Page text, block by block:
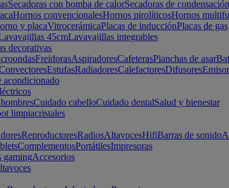
Secadoras con bomba de calorSecadoras de condensación
Hornos convencionalesHornos pirolíticosHornos
y placaVitrocerámicaPlacas de inducciónPlacas de gas
45cmLavavajillas integrables
decorativas
FreidorasAspiradoresCafeterasPlanchas de asar
EstufasRadiadoresCalefactoresDifusores
acondicionado
Cuidado cabelloCuidado dentalSalud y bienestar
limpiacristales
ReproductoresRadiosAltavocesHifiBarras de sonido
ComplementosPortátilesImpresoras
gamingAccesorios